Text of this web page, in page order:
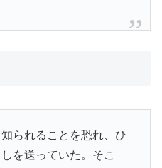
られることを恐れ、ひ
を送っていた。そこ